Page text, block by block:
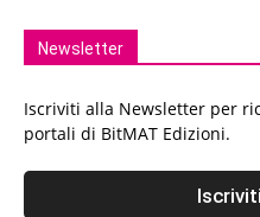
Newsletter
Iscriviti alla Newsletter per
portali di BitMAT Edizioni.